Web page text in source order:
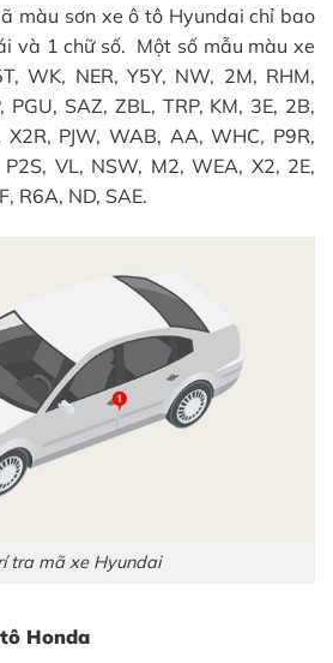
màu sơn xe ô tô Hyundai chỉ bao
và 1 chữ số. Một số mẫu màu xe
WK, NER, Y5Y, NW, 2M, RHM,
PGU, SAZ, ZBL, TRP, KM, 3E, 2B,
PJW, WAB, AA, WHC, P9R,
VL, NSW, M2, WEA, X2, 2E,
R6A, ND, SAE.
tra mã xe Hyundai
Honda